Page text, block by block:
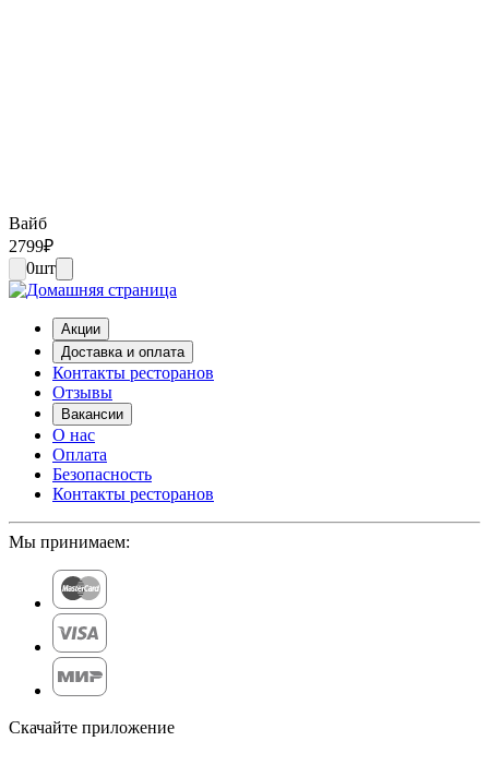
Вайб
2799₽
0шт
Акции
Доставка и оплата
Контакты ресторанов
Отзывы
Вакансии
О нас
Оплата
Безопасность
Контакты ресторанов
Мы принимаем:
Скачайте приложение